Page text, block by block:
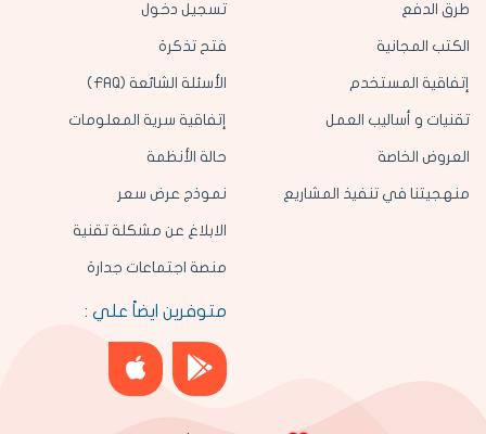
طرق الدفع
الكتب المجانية
إتفاقية المستخدم
تقنيات و أساليب العمل
العروض الخاصة
منهجيتنا في تنفيذ المشاريع
تسجيل دخول
فتح تذكرة
الأسئلة الشائعة (FAQ)
إتفاقية سرية المعلومات
حالة الأنظمة
نموذج عرض سعر
الابلاغ عن مشكلة تقنية
منصة اجتماعات جدارة
متوفرين ايضاً علي :